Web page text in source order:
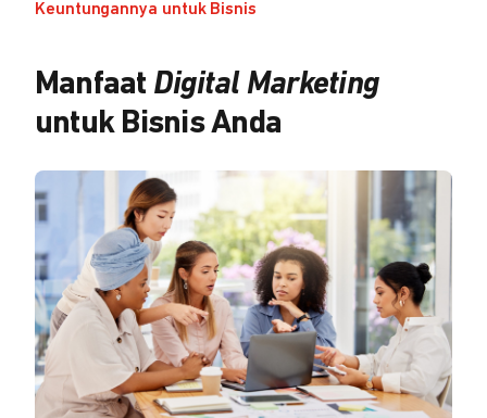
Keuntungannya untuk Bisnis
Manfaat Digital Marketing
untuk Bisnis Anda